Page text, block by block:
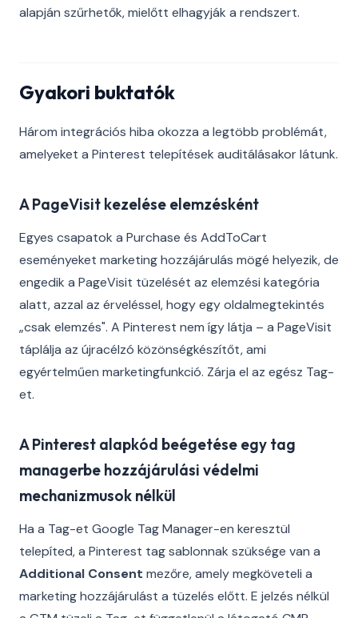
alapján szűrhetők, mielőtt elhagyják a rendszert.
Gyakori buktatók
Három integrációs hiba okozza a legtöbb problémát,
amelyeket a Pinterest telepítések auditálásakor látunk.
A PageVisit kezelése elemzésként
Egyes csapatok a Purchase és AddToCart
eseményeket marketing hozzájárulás mögé helyezik, de
engedik a PageVisit tüzelését az elemzési kategória
alatt, azzal az érveléssel, hogy egy oldalmegtekintés
„csak elemzés". A Pinterest nem így látja – a PageVisit
táplálja az újracélzó közönségkészítőt, ami
egyértelműen marketingfunkció. Zárja el az egész Tag-
et.
A Pinterest alapkód beégetése egy tag
managerbe hozzájárulási védelmi
mechanizmusok nélkül
Ha a Tag-et Google Tag Manager-en keresztül
telepíted, a Pinterest tag sablonnak szüksége van a
Additional Consent mezőre, amely megköveteli a
marketing hozzájárulást a tüzelés előtt. E jelzés nélkül